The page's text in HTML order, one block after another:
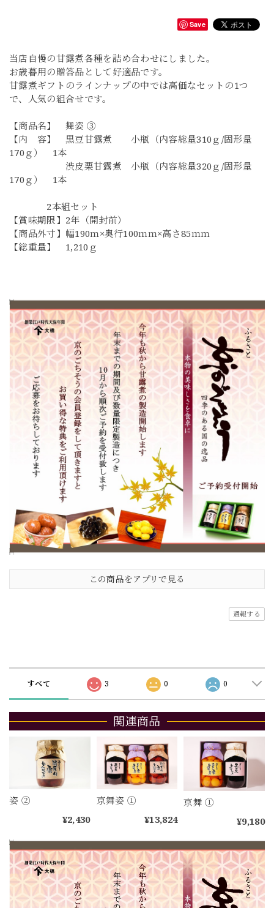
Save
当店自慢の甘露煮各種を詰め合わせにしました。
お歳暮用の贈答品として好適品です。
甘露煮ギフトのラインナップの中では高価なセットの1つ
で、人気の組合せです。
【商品名】 舞姿 ③
【内 容】 黒豆甘露煮 小瓶（内容総量310ｇ/固形量
170ｇ） 1本
渋皮栗甘露煮 小瓶（内容総量320ｇ/固形量
170ｇ） 1本
2本組セット
【賞味期限】2年（開封前）
【商品外寸】幅190ｍ×奥行100ｍｍ×高さ85ｍｍ
【総重量】 1,210ｇ
この商品をアプリで見る
通報する
すべて 3 0 0
関連商品
姿 ②
¥2,430
京舞姿 ①
¥13,824
京舞 ①
¥9,180